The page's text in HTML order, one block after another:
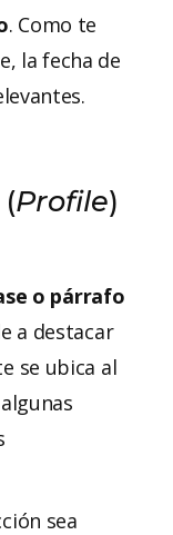
. Como te
la fecha de
Profile)
o párrafo
a destacar
se ubica al
sea